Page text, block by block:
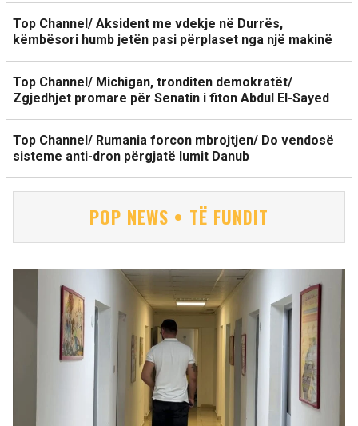
Top Channel/ Aksident me vdekje në Durrës,
këmbësori humb jetën pasi përplaset nga një makinë
Top Channel/ Michigan, tronditen demokratët/
Zgjedhjet promare për Senatin i fiton Abdul El-Sayed
Top Channel/ Rumania forcon mbrojtjen/ Do vendosë
sisteme anti-dron përgjatë lumit Danub
POP NEWS • TË FUNDIT